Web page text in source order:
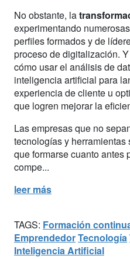
No obstante, la
experimentando
perfiles formados y de
proceso de digitalización.
cómo usar el análisis de
inteligencia artificial para
experiencia de cliente u
que logren mejorar la
Las empresas que no
tecnologías y
que formarse cuanto antes
compe...
leer más
TAGS: Formación
EmprendedorTecnología
Inteligencia Artificial